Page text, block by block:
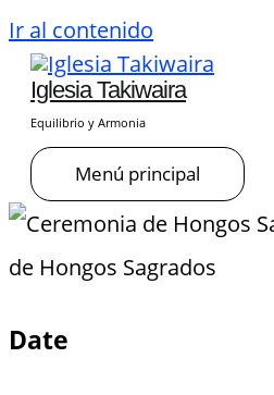
Ir al contenido
Iglesia Takiwaira
Equilibrio y Armonia
Menú principal
de Hongos Sagrados
Date